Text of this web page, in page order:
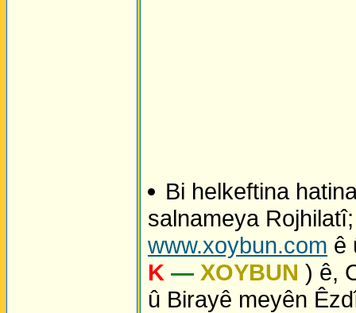
Bi helkeftina
salnameya
www.xoybun.com ê
K — XOYBUN ) ê,
û Birayê meyên